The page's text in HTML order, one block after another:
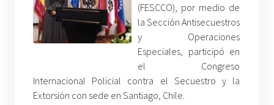
(FESCCO), por medio de
la Sección Antisecuestros
y Operaciones
Especiales, participó en
el Congreso
Internacional Policial contra el Secuestro y la
Extorsión con sede en Santiago, Chile.